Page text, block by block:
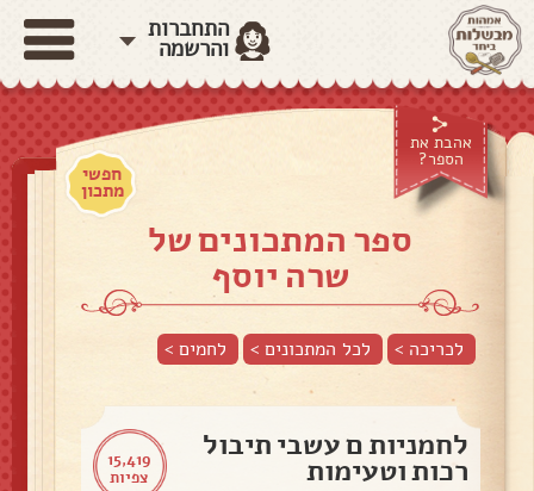
התחברות
והרשמה
אהבת את
הספר?
חפשי
מתכון
ספר המתכונים של
שרה יוסף
לכריכה > לכל המתכונים > לחמים>
15,419
צפיות
לחמניות ם עשבי תיבול
רכות וטעימות